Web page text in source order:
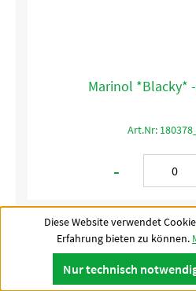
Marinol *Blacky*
Art.Nr:
-
Diese Website verwendet
Erfahrung bieten zu können.
Nur technisch